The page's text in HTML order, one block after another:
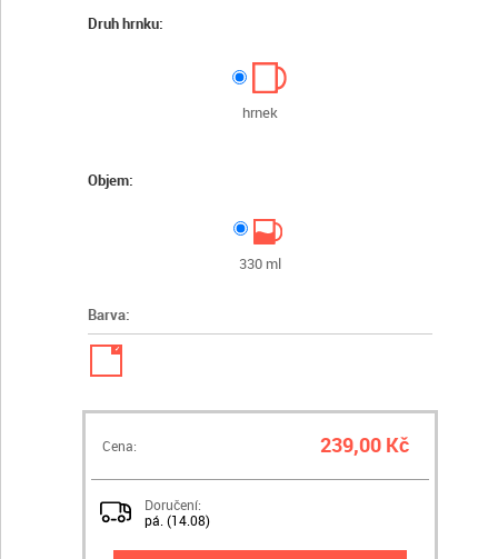
Druh hrnku:
hrnek
Objem:
330 ml
Barva:
✓
Cena: 239,00 Kč
Doručení:
pá. (14.08)